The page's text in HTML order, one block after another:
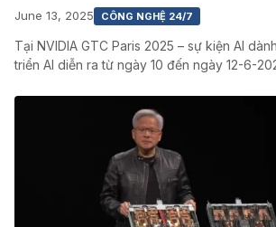
June 13, 2025 CÔNG NGHỆ 24/7
Tại NVIDIA GTC Paris 2025 – sự kiện AI
triển AI diễn ra từ ngày 10 đến ngày 12-6-